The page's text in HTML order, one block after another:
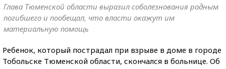
Глава Тюменской области выразил соболезнования родным
погибшего и пообещал, что власти окажут им
материальную помощь
Ребенок, который пострадал при взрыве в доме в городе
Тобольске Тюменской области, скончался в больнице. Об